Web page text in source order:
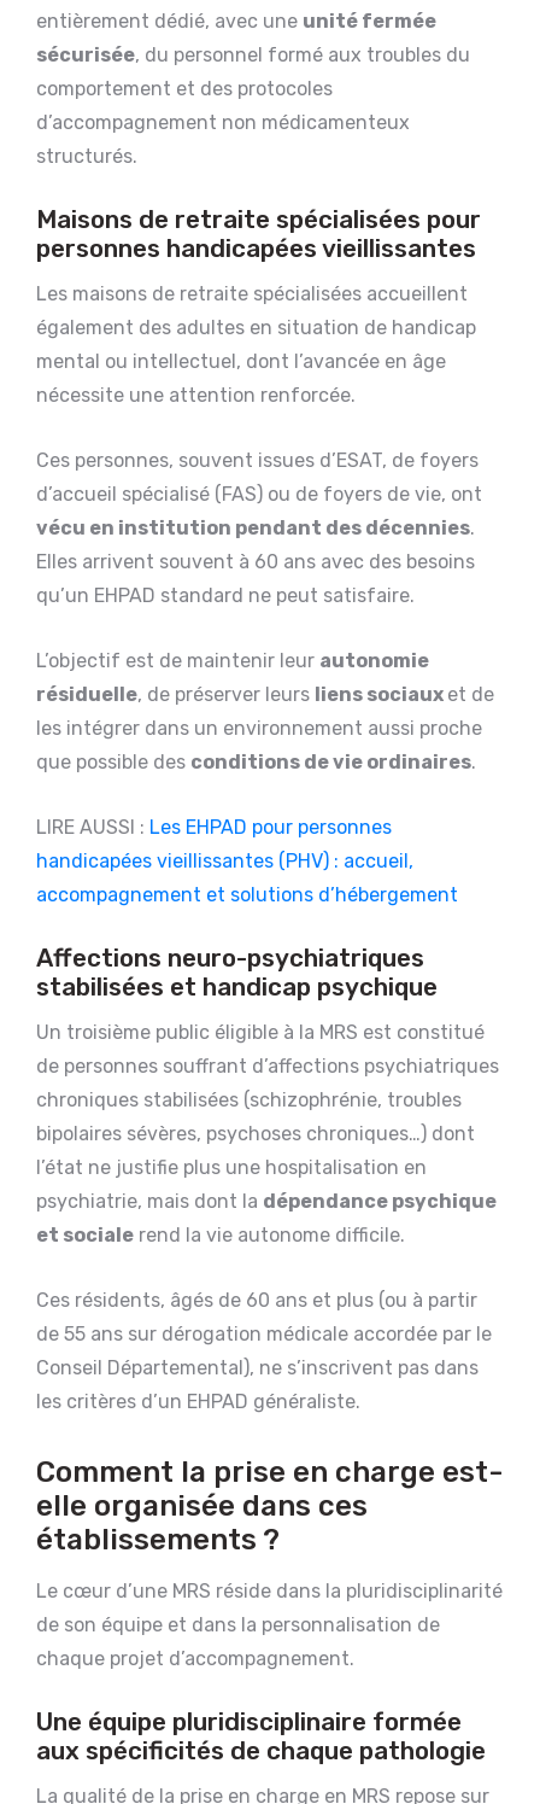
entièrement dédié, avec une unité fermée
sécurisée, du personnel formé aux troubles du
comportement et des protocoles
d’accompagnement non médicamenteux
structurés.
Maisons de retraite spécialisées pour
personnes handicapées vieillissantes
Les maisons de retraite spécialisées accueillent
également des adultes en situation de handicap
mental ou intellectuel, dont l’avancée en âge
nécessite une attention renforcée.
Ces personnes, souvent issues d’ESAT, de foyers
d’accueil spécialisé (FAS) ou de foyers de vie, ont
vécu en institution pendant des décennies.
Elles arrivent souvent à 60 ans avec des besoins
qu’un EHPAD standard ne peut satisfaire.
L’objectif est de maintenir leur autonomie
résiduelle, de préserver leurs liens sociaux et de
les intégrer dans un environnement aussi proche
que possible des conditions de vie ordinaires.
LIRE AUSSI : Les EHPAD pour personnes
handicapées vieillissantes (PHV) : accueil,
accompagnement et solutions d’hébergement
Affections neuro-psychiatriques
stabilisées et handicap psychique
Un troisième public éligible à la MRS est constitué
de personnes souffrant d’affections psychiatriques
chroniques stabilisées (schizophrénie, troubles
bipolaires sévères, psychoses chroniques…) dont
l’état ne justifie plus une hospitalisation en
psychiatrie, mais dont la dépendance psychique
et sociale rend la vie autonome difficile.
Ces résidents, âgés de 60 ans et plus (ou à partir
de 55 ans sur dérogation médicale accordée par le
Conseil Départemental), ne s’inscrivent pas dans
les critères d’un EHPAD généraliste.
Comment la prise en charge est-
elle organisée dans ces
établissements ?
Le cœur d’une MRS réside dans la pluridisciplinarité
de son équipe et dans la personnalisation de
chaque projet d’accompagnement.
Une équipe pluridisciplinaire formée
aux spécificités de chaque pathologie
La qualité de la prise en charge en MRS repose sur